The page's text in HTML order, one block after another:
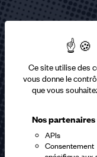
Ce site utilise des
vous donne le
que vous
Nos partenaires
APIs
Consentement
En m'inscrivant à la
la